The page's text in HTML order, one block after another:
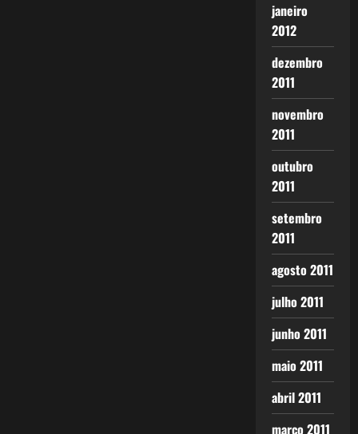
janeiro
2012
dezembro
2011
novembro
2011
outubro
2011
setembro
2011
agosto 2011
julho 2011
junho 2011
maio 2011
abril 2011
março 2011